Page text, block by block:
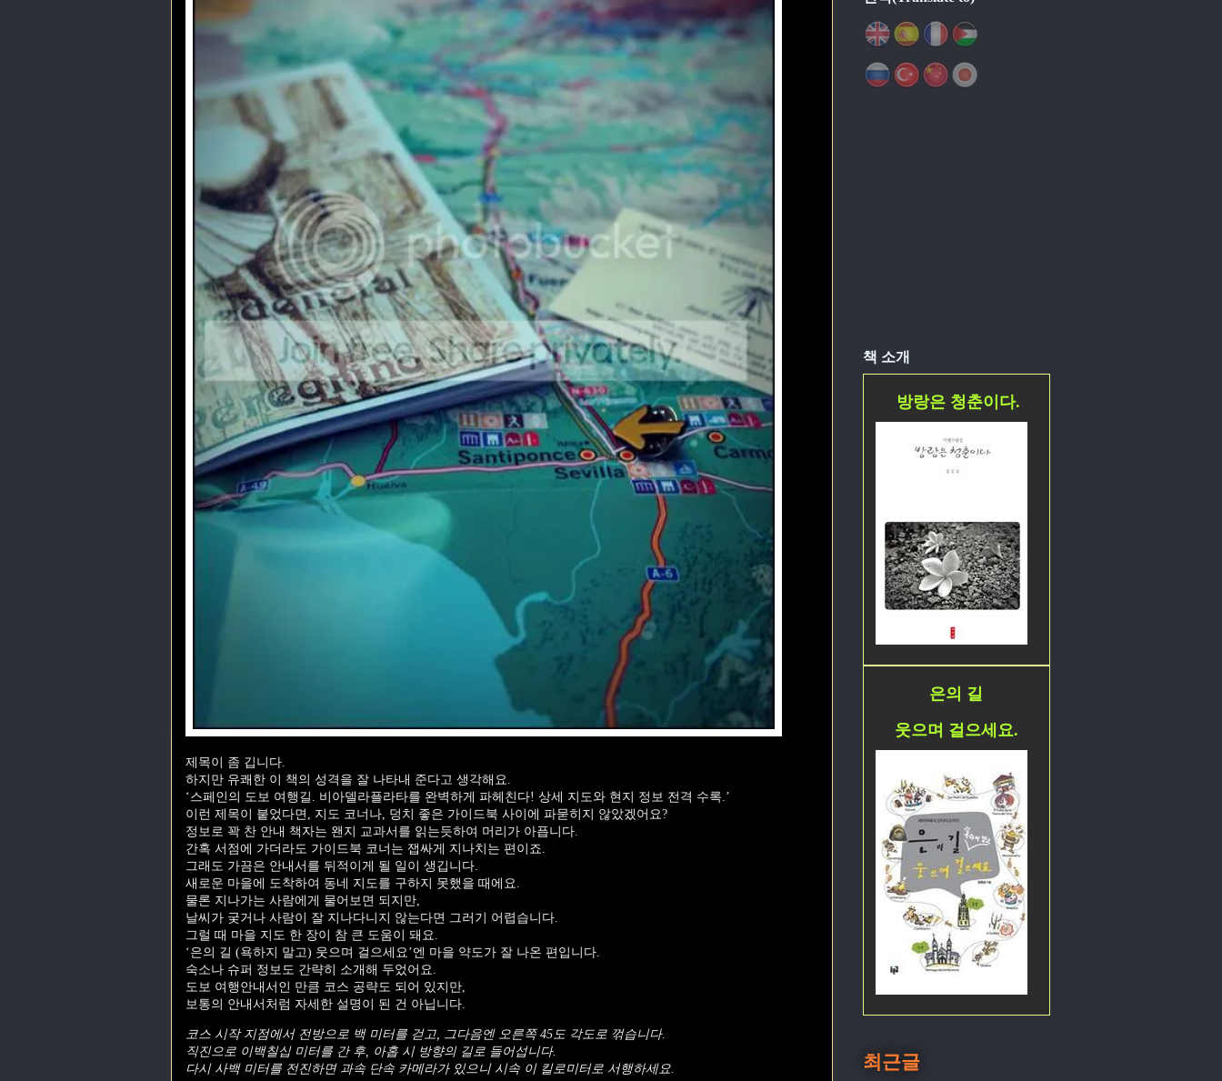
제목이 좀 깁니다.
하지만 유쾌한 이 책의 성격을 잘 나타내 준다고 생각해요.
‘스페인의 도보 여행길. 비아델라플라타를 완벽하게 파헤친다! 상세 지도와 현지 정보 전격 수록.’
이런 제목이 붙었다면, 지도 코너나, 덩치 좋은 가이드북 사이에 파묻히지 않았겠어요?
정보로 꽉 찬 안내 책자는 왠지 교과서를 읽는듯하여 머리가 아픕니다.
간혹 서점에 가더라도 가이드북 코너는 잽싸게 지나치는 편이죠.
그래도 가끔은 안내서를 뒤적이게 될 일이 생깁니다.
새로운 마을에 도착하여 동네 지도를 구하지 못했을 때에요.
물론 지나가는 사람에게 물어보면 되지만,
날씨가 궂거나 사람이 잘 지나다니지 않는다면 그러기 어렵습니다.
그럴 때 마을 지도 한 장이 참 큰 도움이 돼요.
‘은의 길 (욕하지 말고) 웃으며 걸으세요’엔 마을 약도가 잘 나온 편입니다.
숙소나 슈퍼 정보도 간략히 소개해 두었어요.
도보 여행안내서인 만큼 코스 공략도 되어 있지만,
보통의 안내서처럼 자세한 설명이 된 건 아닙니다.
코스 시작 지점에서 전방으로 백 미터를 걷고, 그다음엔 오른쪽 45도 각도로 꺾습니다.
직진으로 이백칠십 미터를 간 후, 아홉 시 방향의 길로 들어섭니다.
다시 사백 미터를 전진하면 과속 단속 카메라가 있으니 시속 이 킬로미터로 서행하세요.
책 소개
방랑은 청춘이다.
은의 길
웃으며 걸으세요.
최근글